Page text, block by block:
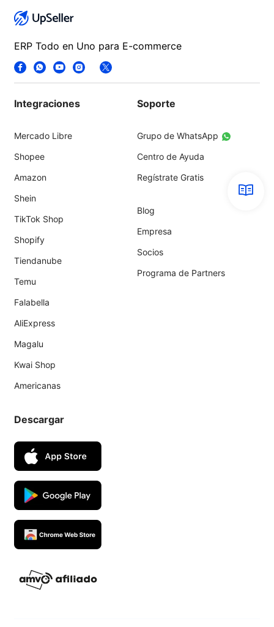
ERP Todo en Uno para E-commerce
Integraciones
Mercado Libre
Shopee
Amazon
Shein
TikTok Shop
Shopify
Tiendanube
Temu
Falabella
AliExpress
Magalu
Kwai Shop
Americanas
Soporte
Grupo de WhatsApp
Centro de Ayuda
Regístrate Gratis
Blog
Empresa
Socios
Programa de Partners
Descargar